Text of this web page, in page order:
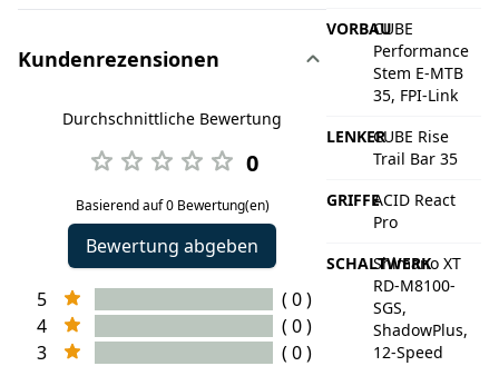
Kundenrezensionen
Durchschnittliche Bewertung
0
Basierend auf 0 Bewertung(en)
Bewertung abgeben
5
( 0 )
4
( 0 )
3
( 0 )
VORBAUCUBE
Performance
Stem E-MTB
35, FPI-Link
LENKERCUBE Rise
Trail Bar 35
GRIFFEACID React
Pro
SCHALTWERK
Shimano XT
RD-M8100-
SGS,
ShadowPlus,
12-Speed